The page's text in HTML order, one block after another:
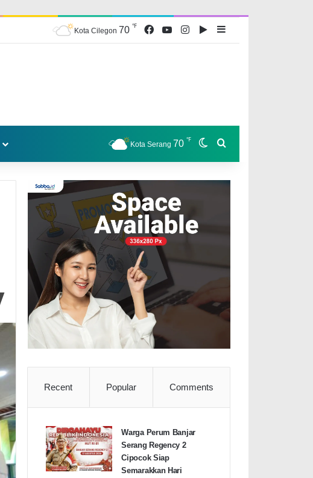
Kota Cilegon 70 ℉ Facebook
YouTubeInstagramGoogle Play
Sidebar
Kota Serang 70 ℉ Switch skin
Recent Popular Comments
Warga Perum Banjar
Serang Regency 2
Cipocok Siap
Semarakkan Hari